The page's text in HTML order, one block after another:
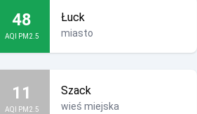
48
AQI PM2.5
Łuck
miasto
11
AQI PM2.5
Szack
wieś miejska